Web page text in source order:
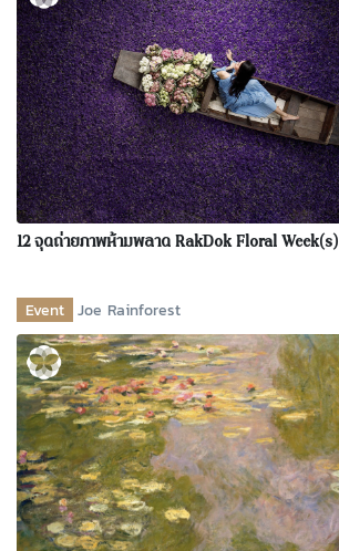
12 จุดถ่ายภาพห้ามพลาด RakDok Floral Week(s)
Event Joe Rainforest